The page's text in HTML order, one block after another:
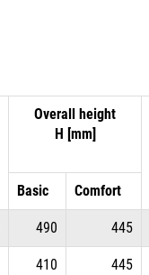
Overall height
H [mm]
Basic Comfort
490 445
410 445